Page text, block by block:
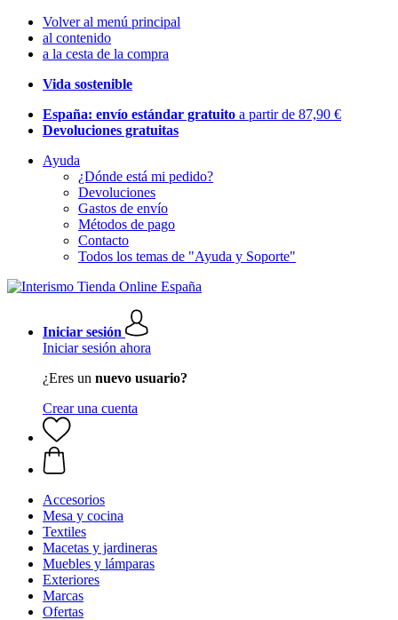
Volver al menú principal
al contenido
a la cesta de la compra
Vida sostenible
España: envío estándar gratuito a partir de 87,90 €
Devoluciones gratuitas
Ayuda
¿Dónde está mi pedido?
Devoluciones
Gastos de envío
Métodos de pago
Contacto
Todos los temas de "Ayuda y Soporte"
Iniciar sesión
Iniciar sesión ahora
¿Eres un nuevo usuario?
Crear una cuenta
Accesorios
Mesa y cocina
Textiles
Macetas y jardineras
Muebles y lámparas
Exteriores
Marcas
Ofertas